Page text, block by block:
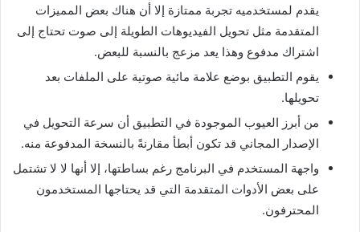
يقدم لمستخدميه تجربة ممتازة إلا أن هناك بعض المميزات
المتقدمة مثل تحويل الفيديوهات الطويلة إلى صوت تحتاج إلى
اشتراك مدفوع وهذا يعد مزعج بالنسبة للبعض.
يقوم التطبيق بوضع علامة مائية صوتية على الملفات بعد
تحويلها.
من أبرز العيوب الموجودة في التطبيق أن سرعة التحويل في
الإصدار المجاني قد تكون أبطأ مقارنةً بالنسخة المدفوعة منه.
واجهة المستخدم في البرنامج رغم بساطتها، إلا أنها لا لا تشتمل
على بعض الأدوات المتقدمة التي قد يحتاجها المستخدمون
المحترفون.